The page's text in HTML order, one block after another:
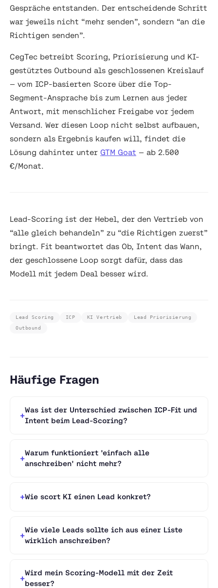
Gespräche entstanden. Der entscheidende Schritt
war jeweils nicht “mehr senden”, sondern “an die
Richtigen senden”.
CegTec betreibt Scoring, Priorisierung und KI-
gestütztes Outbound als geschlossenen Kreislauf
— vom ICP-basierten Score über die Top-
Segment-Ansprache bis zum Lernen aus jeder
Antwort, mit menschlicher Freigabe vor jedem
Versand. Wer diesen Loop nicht selbst aufbauen,
sondern als Ergebnis kaufen will, findet die
Lösung dahinter unter GTM Goat — ab 2.500
€/Monat.
Lead-Scoring ist der Hebel, der den Vertrieb von
“alle gleich behandeln” zu “die Richtigen zuerst”
bringt. Fit beantwortet das Ob, Intent das Wann,
der geschlossene Loop sorgt dafür, dass das
Modell mit jedem Deal besser wird.
Lead Scoring ICP KI Vertrieb
Lead Priorisierung
Outbound
Häufige Fragen
Was ist der Unterschied zwischen ICP-Fit und
Intent beim Lead-Scoring?
Warum funktioniert 'einfach alle
anschreiben' nicht mehr?
Wie scort KI einen Lead konkret?
Wie viele Leads sollte ich aus einer Liste
wirklich anschreiben?
Wird mein Scoring-Modell mit der Zeit
besser?